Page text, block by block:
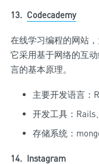
13. Codecademy
在线学习编程的网站
它采用基于网络的互
言的基本原理。
主要开发语言：
开发工具：Rails
存储系统：
14. Instagram